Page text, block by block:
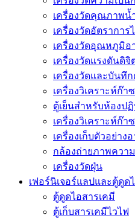
เครื่องวัดคุณภาพน้
เครื่องวัดอัตรากา
เครื่องวัดอุณหภูมิอ
เครื่องวัดแรงดันดิจิ
เครื่องวัดและบันทึ
เครื่องวิเคราะห์ก๊า
ตู้เย็นสำหรับห้องป
เครื่องวิเคราะห์ก๊า
เครื่องเก็บตัวอย่าง
กล้องถ่ายภาพควา
เครื่องวัดฝุ่น
เฟอร์นิเจอร์แลปและตู้ดูด
ตู้ดูดไอสารเคมี
ตู้เก็บสารเคมีไวไฟ